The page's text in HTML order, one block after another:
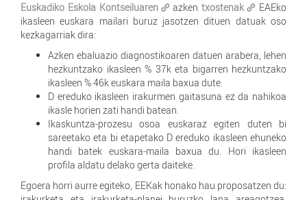
Euskadiko Eskola Kontseiluaren azkentxostenak
EAEko
ikasleen euskara mailari buruz jasotzen dituen datuak oso
kezkagarriak dira:
Azken ebaluazio diagnostikoaren datuen arabera, lehen
hezkuntzako ikasleen % 37k eta bigarren hezkuntzako
ikasleen % 46k euskara maila baxua dute.
D ereduko ikasleen irakurmen gaitasuna ez da nahikoa
ikasle horien zati handi batean.
Ikaskuntza-prozesu osoa euskaraz egiten duten bi
sareetako eta bi etapetako D ereduko ikasleen ehuneko
handi batek euskara-maila baxua du. Hori ikasleen
profila aldatu delako gerta daiteke.
Egoera horri aurre egiteko, EEKak honako hau proposatzen du: